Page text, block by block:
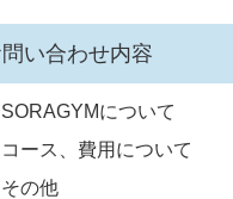
い合わせ内容
SORAGYMについて
コース、費用について
その他